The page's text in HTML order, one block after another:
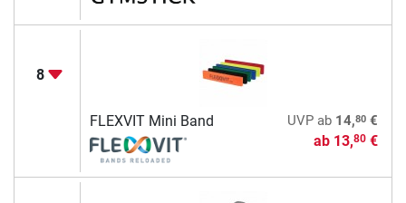
8
FLEXVIT Mini Band UVPab 14,80€
ab 13,80€